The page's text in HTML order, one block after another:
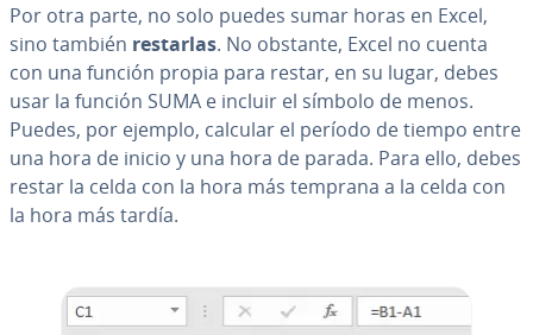
Por otra parte, no solo puedes sumar horas en Excel,
sino también restarlas. No obstante, Excel no cuenta
con una función propia para restar, en su lugar, debes
usar la función SUMA e incluir el símbolo de menos.
Puedes, por ejemplo, calcular el período de tiempo entre
una hora de inicio y una hora de parada. Para ello, debes
restar la celda con la hora más temprana a la celda con
la hora más tardía.